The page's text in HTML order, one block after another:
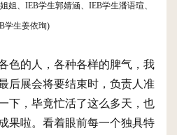
姐、IEB学生郭婧涵、IEB学生潘语瑄、
学生姜依珣)
色的人，各种各样的脾气，我
后展会将要结束时，负责人准
下，毕竟忙活了这么多天，也
果啦。看着眼前每一个独具特